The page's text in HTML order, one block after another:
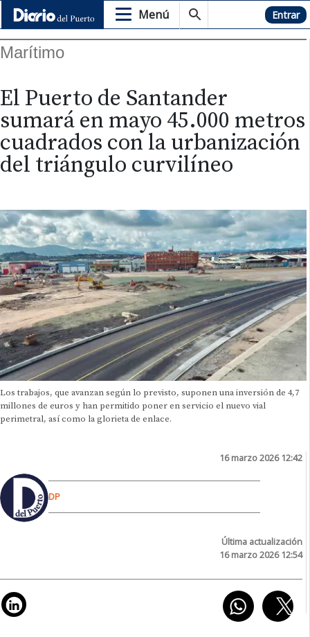
Menú Hemeroteca Entrar
Marítimo
El Puerto de Santander
sumará en mayo 45.000 metros
cuadrados con la urbanización
del triángulo curvilíneo
Los trabajos, que avanzan según lo previsto, suponen una inversión de 4,7
millones de euros y han permitido poner en servicio el nuevo vial
perimetral, así como la glorieta de enlace.
16 marzo 2026 12:42
DP
Última actualización
16 marzo 2026 12:54